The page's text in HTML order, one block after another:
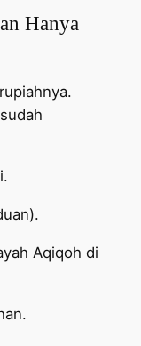
Hanya
Aqiqoh di